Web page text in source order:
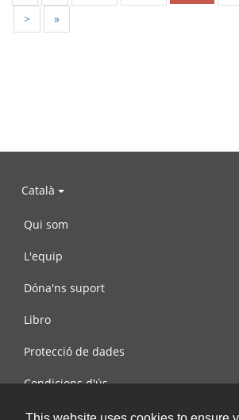
>
»
Català
Qui som
L'equip
Dóna'ns suport
Libro
Protecció de dades
Condicions d'ús
Contacta amb nosaltres